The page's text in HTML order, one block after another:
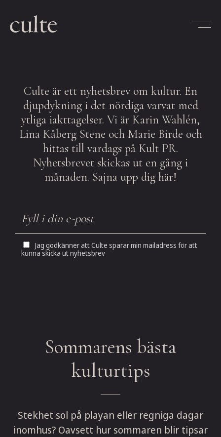
content
Culte är ett nyhetsbrev om kultur. En
djupdykning i det nördiga varvat med
ytliga iakttagelser. Vi är Karin Wahlén,
Lina Kåberg Stene och Marie Birde och
hittas till vardags på Kult PR.
Nyhetsbrevet skickas ut en gång i
månaden. Sajna upp dig här!
Jag godkänner att Culte sparar min mailadress för att
kunna skicka ut nyhetsbrev
Sommarens bästa
kulturtips
Stekhet sol på playan eller regniga dagar
inomhus? Oavsett hur sommaren blir tipsar